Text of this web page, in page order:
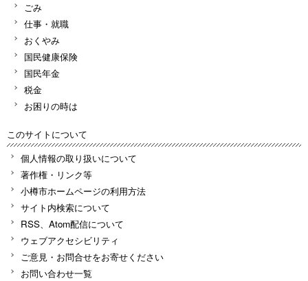
ごみ
仕事・就職
おくやみ
国民健康保険
国民年金
税金
お困りの時は
このサイトについて
個人情報の取り扱いについて
著作権・リンク等
小樽市ホームページの利用方法
サイト内検索について
RSS、Atom配信について
ウェブアクセシビリティ
ご意見・お問合せをお寄せください
お問い合わせ一覧